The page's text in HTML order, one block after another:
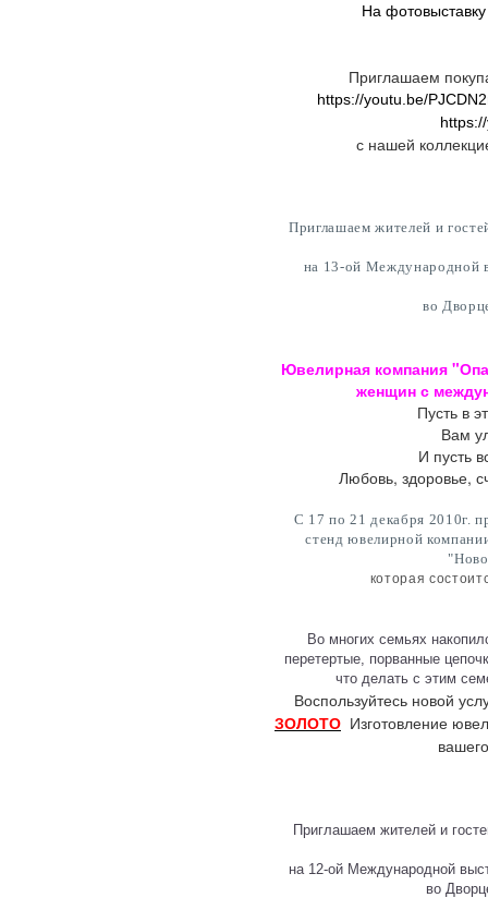
На
Приглашаем
https://youtu.be/
с нашей
Приглашаем жителей и
на 13-ой Международной
во
Ювелирная компания
женщин с
Пусть в
Вам
И пусть
Любовь, здоровье,
С 17 по 21 декабря 2010г.
стенд ювелирной
которая
Во многих семьях
перетертые, порванные
что делать с этим
Воспользуйтесь новой
ЗОЛОТО Изготовление
Приглашаем жителей и
на 12-ой Международной
во